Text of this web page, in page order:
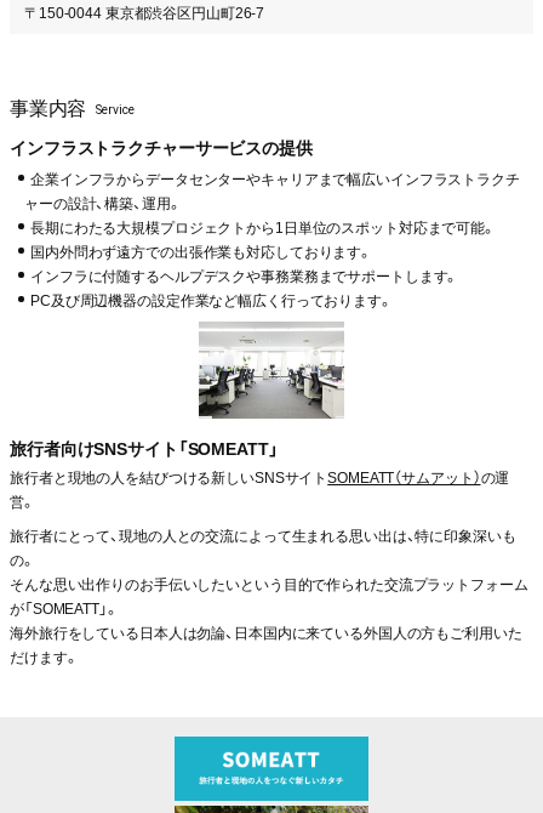
〒150-0044 東京都渋谷区円山町26-7
事業内容 Service
インフラストラクチャーサービスの提供
企業インフラからデータセンターやキャリアまで幅広いインフラストラクチ
ャーの設計、構築、運用。
長期にわたる大規模プロジェクトから1日単位のスポット対応まで可能。
国内外問わず遠方での出張作業も対応しております。
インフラに付随するヘルプデスクや事務業務までサポートします。
PC及び周辺機器の設定作業など幅広く行っております。
旅行者向けSNSサイト「SOMEATT」
旅行者と現地の人を結びつける新しいSNSサイトSOMEATT（サムアット）の運
営。
旅行者にとって、現地の人との交流によって生まれる思い出は、特に印象深いも
の。
そんな思い出作りのお手伝いしたいという目的で作られた交流プラットフォーム
が「SOMEATT」。
海外旅行をしている日本人は勿論、日本国内に来ている外国人の方もご利用いた
だけます。